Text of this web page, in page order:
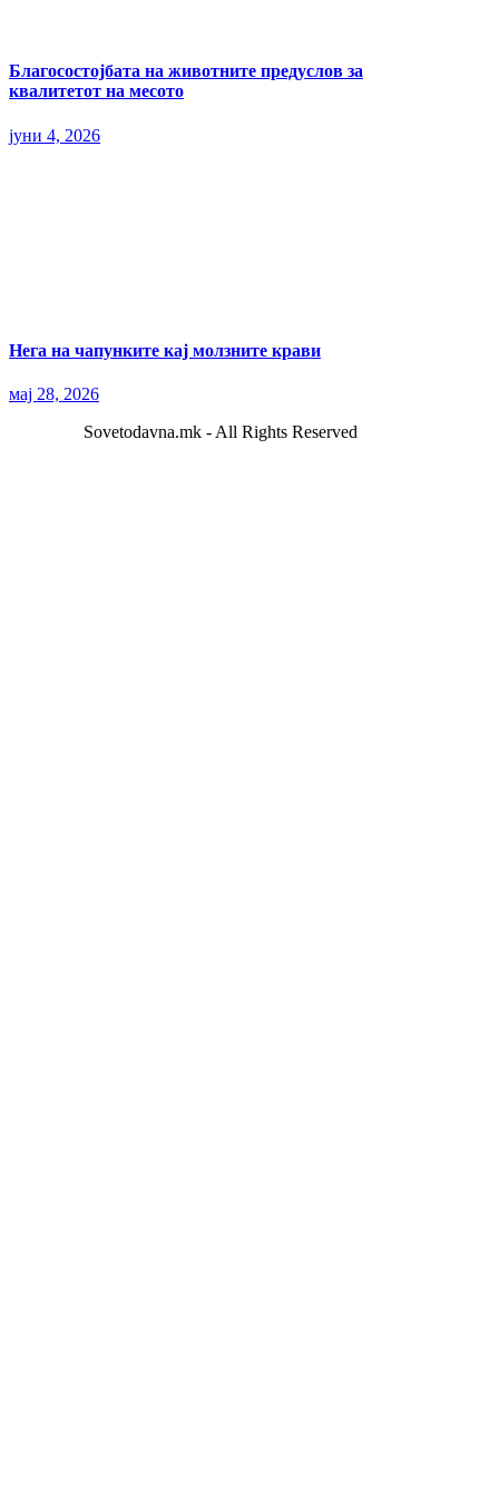
Благосостојбата на животните предуслов за
квалитетот на месото
јуни 4, 2026
Нега на чапунките кај молзните крави
мај 28, 2026
Sovetodavna.mk - All Rights Reserved